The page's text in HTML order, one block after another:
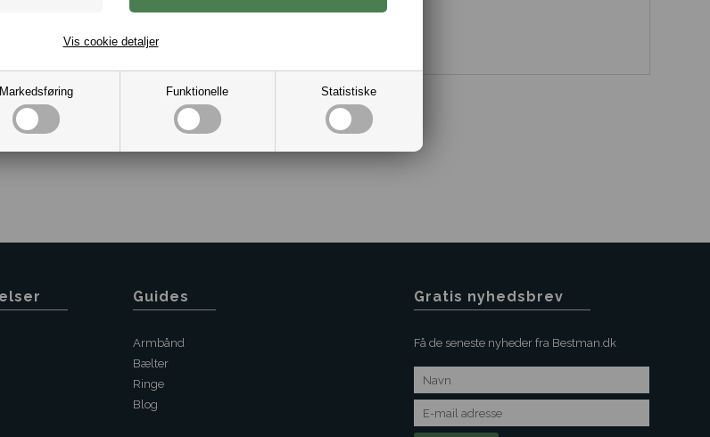
Markedsføring Funktionelle Statistiske
Vis cookie detaljer
10081184
Guides
Armbånd
Bælter
Ringe
Blog
Gratis nyhedsbrev
Få de seneste nyheder fra Bestman.dk